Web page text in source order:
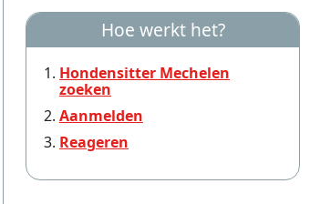
Hoe werkt het?
Hondensitter Mechelen
zoeken
Aanmelden
Reageren